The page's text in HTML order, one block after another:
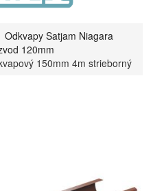
Odkvapy Satjam Niagara
120mm
150mm 4m strieborný